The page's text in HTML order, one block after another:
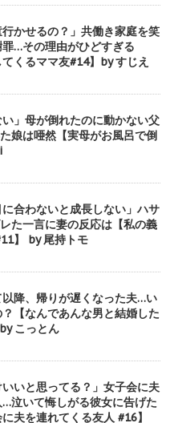
行かせるの？」共働き家庭を笑
…その理由がひどすぎる
てくるママ友#14】by すじえ
い」母が倒れたのに動かない父
娘は唖然【実母がお風呂で倒
に合わないと成長しない」ハサ
た一言に妻の反応は【私の義
】 by 尾持トモ
降、帰りが遅くなった夫…い
【なんであんな男と結婚した
こっとん
いいと思ってる？」女子会に夫
泣いて悔しがる彼女に告げた
夫を連れてくる友人 #16】